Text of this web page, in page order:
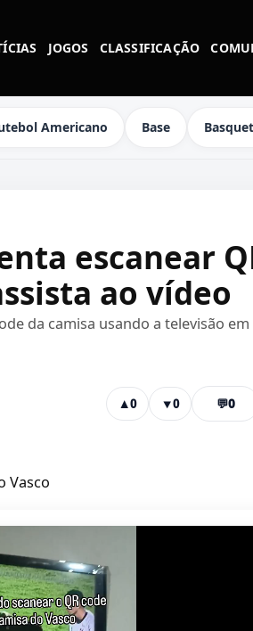
JOGOS CLASSIFICAÇÃO
Americano Base
escanear
ao vídeo
da camisa usando a televisão
▲0 ▼0 💬0
Vasco